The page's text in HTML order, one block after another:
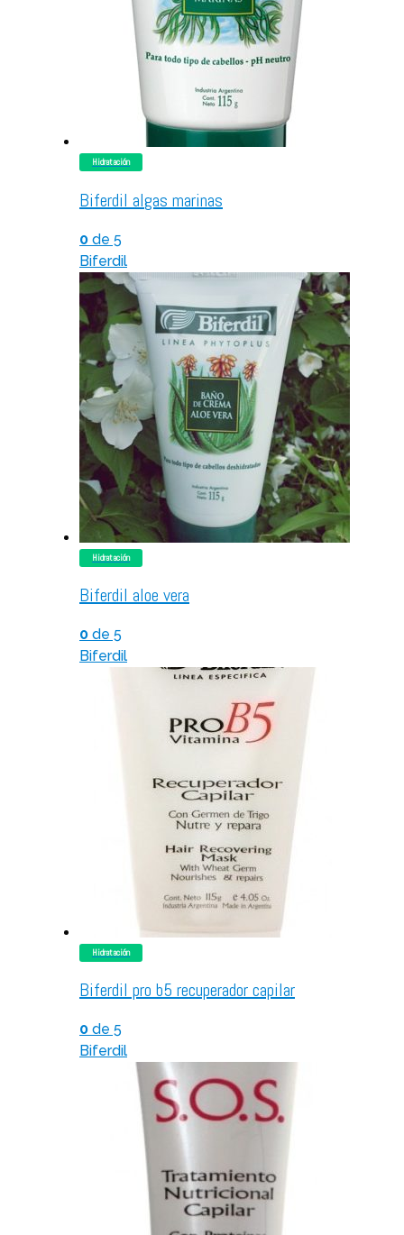
Hidratación
Biferdil algas marinas
0 de 5
Biferdil
Hidratación
Biferdil aloe vera
0 de 5
Biferdil
Hidratación
Biferdil pro b5 recuperador capilar
0 de 5
Biferdil